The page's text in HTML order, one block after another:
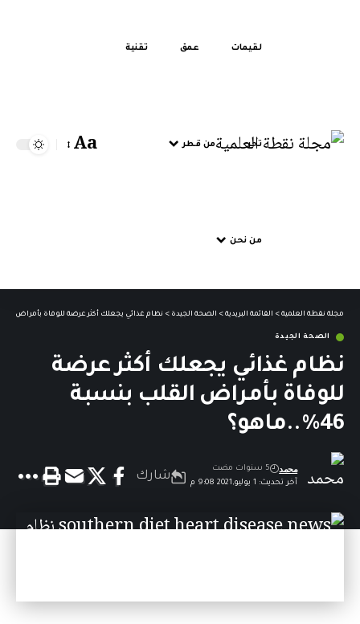
لقيمات عمق تقنية
تحر من قطر
من نحن
Aa
مجلة نقطة العلمية > القائمة البريدية > الصحة الجيدة > نظام غذائي يجعلك أكثر عرضة للوفاة بأمراض القلب بنسبة
الصحة الجيدة
نظام غذائي يجعلك أكثر عرضة
للوفاة بأمراض القلب بنسبة
46٪..ماهو؟
آخر تحديث: 1 يوليو,2021 9:08 م
محمد 5 سنوات مضت
شارك